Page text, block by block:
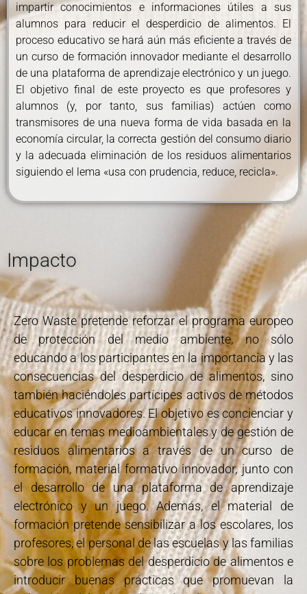
impartir conocimientos e informaciones útiles a sus
alumnos para reducir el desperdicio de alimentos. El
proceso educativo se hará aún más eficiente a través de
un curso de formación innovador mediante el desarrollo
de una plataforma de aprendizaje electrónico y un juego.
El objetivo final de este proyecto es que profesores y
alumnos (y, por tanto, sus familias) actúen como
transmisores de una nueva forma de vida basada en la
economía circular, la correcta gestión del consumo diario
y la adecuada eliminación de los residuos alimentarios
siguiendo el lema «usa con prudencia, reduce, recicla».
Impacto
Zero Waste pretende reforzar el programa europeo
de protección del medio ambiente, no sólo
educando a los participantes en la importancia y las
consecuencias del desperdicio de alimentos, sino
también haciéndoles partícipes activos de métodos
educativos innovadores. El objetivo es concienciar y
educar en temas medioambientales y de gestión de
residuos alimentarios a través de un curso de
formación, material formativo innovador, junto con
el desarrollo de una plataforma de aprendizaje
electrónico y un juego. Además, el material de
formación pretende sensibilizar a los escolares, los
profesores, el personal de las escuelas y las familias
sobre los problemas del desperdicio de alimentos e
introducir buenas prácticas que promuevan la